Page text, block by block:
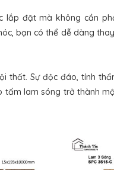
đặt mà không cần
bạn có thể dễ dàng
Sự độc đáo, tính
tấm lam sóng trở thành